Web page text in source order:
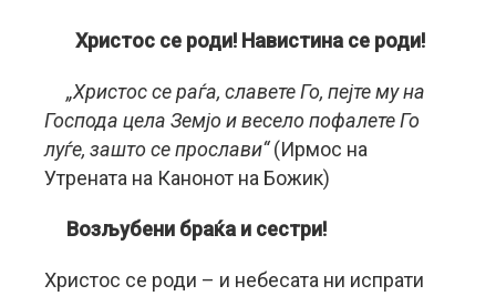
Христос се роди! Навистина се роди!
„Христос се раѓа, славете Го, пејте му на
Господа цела Земјо и весело пофалете Го
луѓе, зашто се прослави“(Ирмос на
Утрената на Канонот на Божик)
Возљубени браќа и сестри!
Христос се роди – и небесата ни испрати